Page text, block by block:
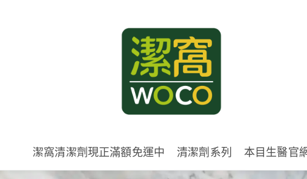
潔窩清潔劑現正滿額免運中 清潔劑系列 本目生醫官